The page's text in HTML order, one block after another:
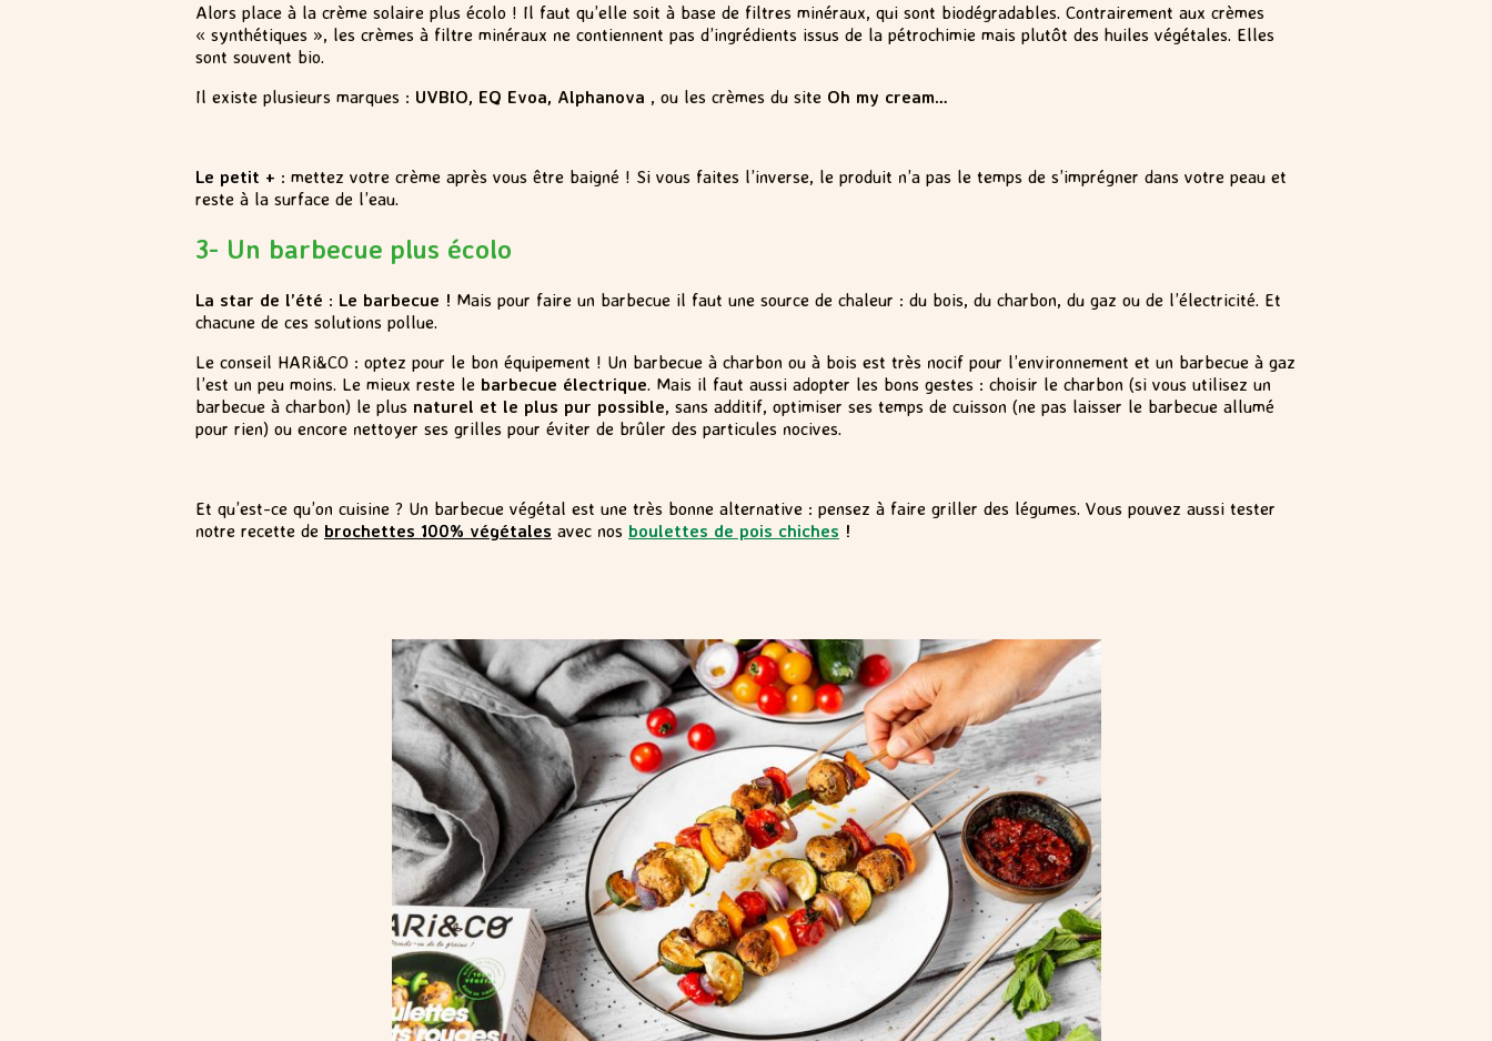
Alors place à la crème solaire plus écolo ! Il faut qu’elle soit à base de filtres minéraux, qui sont biodégradables. Contrairement aux crèmes
« synthétiques », les crèmes à filtre minéraux ne contiennent pas d’ingrédients issus de la pétrochimie mais plutôt des huiles végétales. Elles
sont souvent bio.
Il existe plusieurs marques : UVBIO, EQ Evoa, Alphanova , ou les crèmes du site Oh my cream…
Le petit + : mettez votre crème après vous être baigné ! Si vous faites l’inverse, le produit n’a pas le temps de s’imprégner dans votre peau et
reste à la surface de l’eau.
3- Un barbecue plus écolo
La star de l’été : Le barbecue ! Mais pour faire un barbecue il faut une source de chaleur : du bois, du charbon, du gaz ou de l’électricité. Et
chacune de ces solutions pollue.
Le conseil HARi&CO : optez pour le bon équipement ! Un barbecue à charbon ou à bois est très nocif pour l’environnement et un barbecue à gaz
l’est un peu moins. Le mieux reste le barbecue électrique. Mais il faut aussi adopter les bons gestes : choisir le charbon (si vous utilisez un
barbecue à charbon) le plus naturel et le plus pur possible, sans additif, optimiser ses temps de cuisson (ne pas laisser le barbecue allumé
pour rien) ou encore nettoyer ses grilles pour éviter de brûler des particules nocives.
Et qu’est-ce qu’on cuisine ? Un barbecue végétal est une très bonne alternative : pensez à faire griller des légumes. Vous pouvez aussi tester
notre recette de brochettes 100% végétales avec nos boulettes de pois chiches !